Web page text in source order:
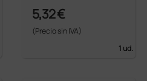
5,32 €
(Precio sin IVA)
1 ud.